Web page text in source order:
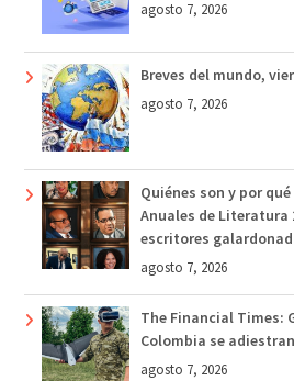
agosto 7, 2026
Breves del mundo,
agosto 7, 2026
Quiénes son y por
Anuales de Literatura
escritores
agosto 7, 2026
The Financial Times:
Colombia se
agosto 7, 2026